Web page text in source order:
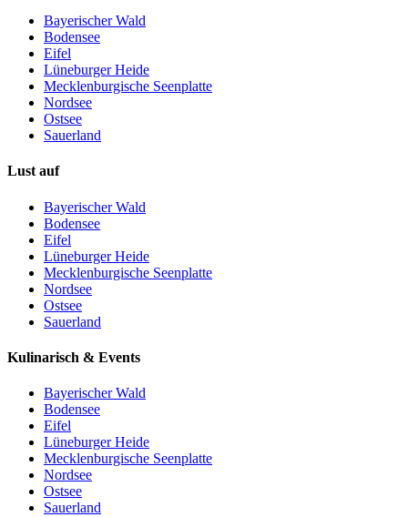
Bayerischer Wald
Bodensee
Eifel
Lüneburger Heide
Mecklenburgische Seenplatte
Nordsee
Ostsee
Sauerland
Lust auf
Bayerischer Wald
Bodensee
Eifel
Lüneburger Heide
Mecklenburgische Seenplatte
Nordsee
Ostsee
Sauerland
Kulinarisch & Events
Bayerischer Wald
Bodensee
Eifel
Lüneburger Heide
Mecklenburgische Seenplatte
Nordsee
Ostsee
Sauerland